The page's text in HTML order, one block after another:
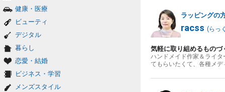
健康・医療
ビューティ
デジタル
暮らし
恋愛・結婚
ビジネス・学習
メンズスタイル
ラッピングの
racss (らっ
気軽に取り組めるもの
ハンドメイド作家＆ライ
てもらいたくて、各種メ